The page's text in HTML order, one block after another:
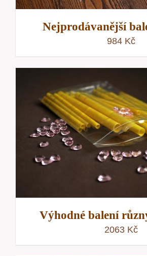
Nejprodávanější
984 Kč
Výhodné balení
2063 Kč